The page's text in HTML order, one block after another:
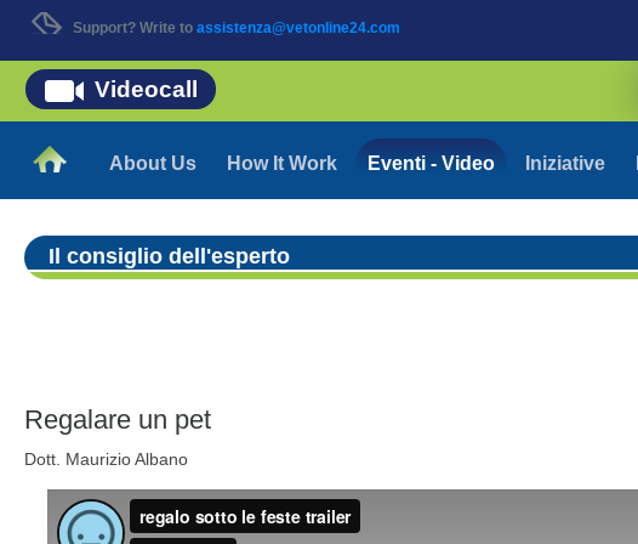
Support? Write to assistenza@vetonline24.com
About Us How It Work Eventi - Video Iniziative
Videocall
Il consiglio dell'esperto
Regalare un pet
Dott. Maurizio Albano